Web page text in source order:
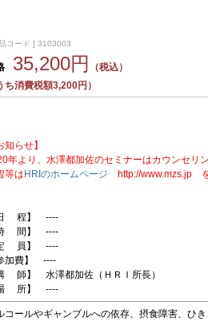
コード ] 3103003
35,200円
（税込）
ち消費税額3,200円）
知らせ】
年より、水澤都加佐のセミナーはカウンセリ
等はHRIのホームページ http://www.mzs.jp を
日 程】 ----
時 間】 ----
定 員】 ----
加費】 ----
師】 水澤都加佐（ＨＲＩ所長）
場 所】 ----
コールやギャンブルへの依存、摂食障害、ひ